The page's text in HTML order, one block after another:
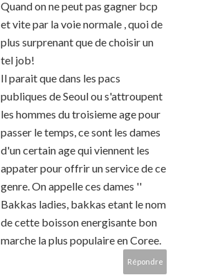
Quand on ne peut pas gagner bcp
et vite par la voie normale , quoi de
plus surprenant que de choisir un
tel job!
Il parait que dans les pacs
publiques de Seoul ou s'attroupent
les hommes du troisieme age pour
passer le temps, ce sont les dames
d'un certain age qui viennent les
appater pour offrir un service de ce
genre. On appelle ces dames ''
Bakkas ladies, bakkas etant le nom
de cette boisson energisante bon
marche la plus populaire en Coree.
Répondre